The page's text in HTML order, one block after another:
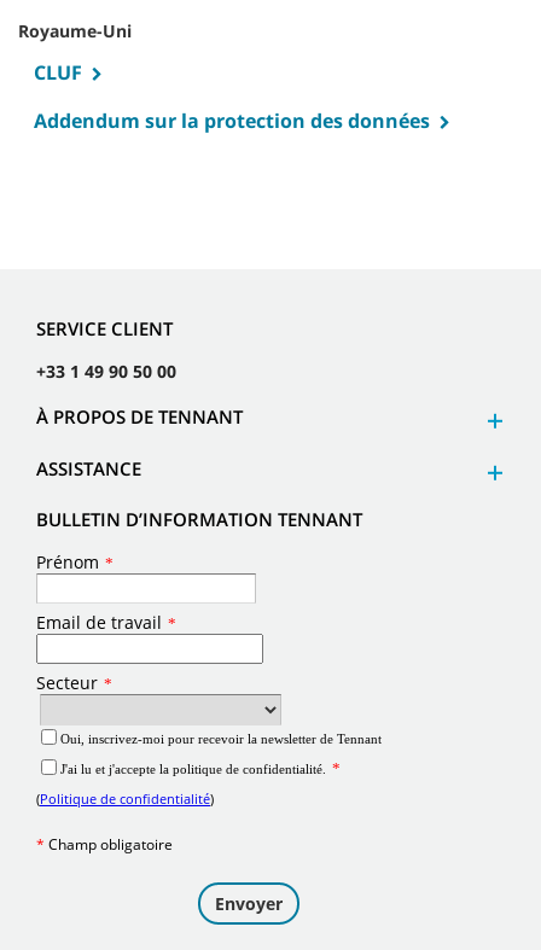
Royaume-Uni
CLUF
Addendum sur la protection des données
SERVICE CLIENT
+33 1 49 90 50 00
À PROPOS DE TENNANT
ASSISTANCE
BULLETIN D’INFORMATION TENNANT